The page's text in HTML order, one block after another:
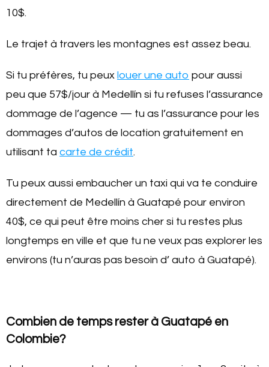
10$.
Le trajet à travers les montagnes est assez beau.
Si tu préfères, tu peux louer une auto pour aussi
peu que 57$/jour à Medellín si tu refuses l’assurance
dommage de l’agence — tu as l’assurance pour les
dommages d’autos de location gratuitement en
utilisant ta carte de crédit.
Tu peux aussi embaucher un taxi qui va te conduire
directement de Medellín à Guatapé pour environ
40$, ce qui peut être moins cher si tu restes plus
longtemps en ville et que tu ne veux pas explorer les
environs (tu n’auras pas besoin d’ auto à Guatapé).
Combien de temps rester à Guatapé en
Colombie?